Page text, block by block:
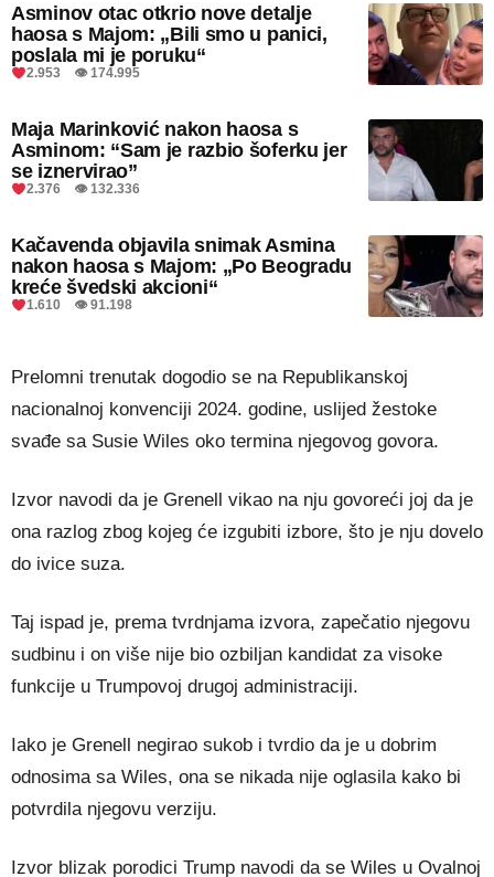
Asminov otac otkrio nove detalje
haosa s Majom: „Bili smo u panici,
poslala mi je poruku“
2.953 👁 174.995
Maja Marinković nakon haosa s
Asminom: “Sam je razbio šoferku jer
se iznervirao”
2.376 👁 132.336
Kačavenda objavila snimak Asmina
nakon haosa s Majom: „Po Beogradu
kreće švedski akcioni“
1.610 👁 91.198
Prelomni trenutak dogodio se na Republikanskoj
nacionalnoj konvenciji 2024. godine, uslijed žestoke
svađe sa Susie Wiles oko termina njegovog govora.
Izvor navodi da je Grenell vikao na nju govoreći joj da je
ona razlog zbog kojeg će izgubiti izbore, što je nju dovelo
do ivice suza.
Taj ispad je, prema tvrdnjama izvora, zapečatio njegovu
sudbinu i on više nije bio ozbiljan kandidat za visoke
funkcije u Trumpovoj drugoj administraciji.
Iako je Grenell negirao sukob i tvrdio da je u dobrim
odnosima sa Wiles, ona se nikada nije oglasila kako bi
potvrdila njegovu verziju.
Izvor blizak porodici Trump navodi da se Wiles u Ovalnoj